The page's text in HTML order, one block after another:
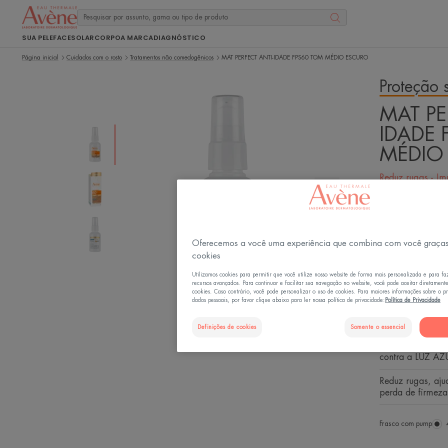
SUA PELEFACESOLARCORPOA MARCADIAGNÓSTICO
Página inicial Cuidados com o rosto Tratamentos não comedogênicos MAT PERFECT ANTI-IDADE FPS60 TOM MÉDIO ESCURO
Proteção
MAT
IDADE
MÉDIO
Reduz rugas -
Seja a
Alta proteção
Possui eficácia
uniformiza o
Textura fluida,
invisível e toque
comedogênico.
TriAsorBTM:
de amplo
alta frente aos
contra a LUZ
Reduz rugas,
perda de
Frasco com pump
Oferecemos a você uma experiência que combina com você
cookies
Utilizamos cookies para permitir que você utilize nosso website de forma mais personalizada e para
recursos avançados. Para continuar e facilitar sua navegação no website, você pode aceitar
cookies. Caso contrário, você pode personalizar o uso de cookies. Para maiores informações sobre o
dados pessoais, por favor clique abaixo para ler nossa política de privacidade: Política de Privacidade
Definições de cookies Somente o essencial